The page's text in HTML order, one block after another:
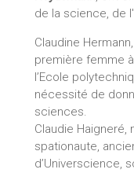
de la science, de
Claudine
première femme
l’Ecole
nécessité de
sciences.
Claudie Haigneré,
spationaute,
d’Universcience,